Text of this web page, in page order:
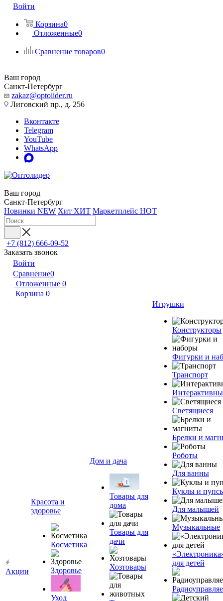
Войти
Корзина0
Отложенные0
Сравнение товаров0
Ваш город
Санкт-Петербург
zakaz@optolider.ru
Лиговский пр., д. 256
Вконтакте
Telegram
YouTube
WhatsApp
Ваш город
Санкт-Петербург
Новинки NEW Хит ХИТ Маркетплейс HOT
+7 (812) 666-09-52
Заказать звонок
Войти
Сравнение0
Отложенные 0
Корзина 0
Акции
Красота и
здоровье
Косметика
Здоровье
Уход
Дом и дача
Товары для
дома
Товары для
дачи
Хозтовары
Игрушки
Конструкторы
Фигурки и
Транспорт
Светящиеся
Брелки и
Роботы
Для ванны
Куклы и
Для малышей
Музыкальные
для детей